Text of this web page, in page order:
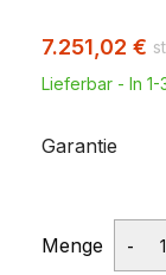
7.251,02 €
Lieferbar - In
Garantie
Menge